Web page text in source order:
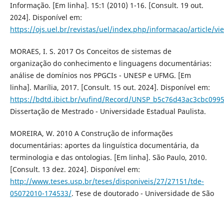
Informação. [Em linha]. 15:1 (2010) 1-16. [Consult. 19 out.
2024]. Disponível em:
https://ojs.uel.br/revistas/uel/index.php/informacao/article/
MORAES, I. S. 2017 Os Conceitos de sistemas de
organização do conhecimento e linguagens documentárias:
análise de domínios nos PPGCIs - UNESP e UFMG. [Em
linha]. Marília, 2017. [Consult. 15 out. 2024]. Disponível em:
https://bdtd.ibict.br/vufind/Record/
Dissertação de Mestrado - Universidade Estadual Paulista.
MOREIRA, W. 2010 A Construção de informações
documentárias: aportes da linguística documentária, da
terminologia e das ontologias. [Em linha]. São Paulo, 2010.
[Consult. 13 dez. 2024]. Disponível em:
http://www.teses.usp.br/teses/disponiveis/27/27151/tde-
05072010-174533/. Tese de doutorado - Universidade de São